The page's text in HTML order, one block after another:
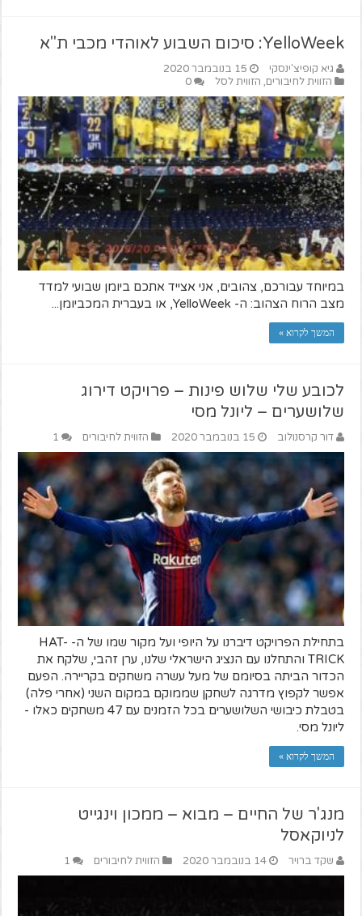
YelloWeek: סיכום השבוע לאוהדי מכבי ת"א
גיא קופיצ'ינסקי
15 בנובמבר 2020
הזווית לחיבורים, הזווית לסל 0
במיוחד עבורכם, צהובים, אני אצייד אתכם ביומן שבועי למדד
מצב הרוח הצהוב: ה- YelloWeek, או בעברית המכביומן...
המשך לקרוא »
לכובע שלי שלוש פינות – פרויקט דירוג
שלושערים – ליונל מסי
דור קרסנולוב 15 בנובמבר 2020 הזווית לחיבורים 1
בתחילת הפרויקט דיברנו על היופי ועל מקור שמו של ה- HAT-
TRICK והתחלנו עם הנציג הישראלי שלנו, ערן זהבי, שלקח את
הכדור הביתה בסיומם של מעל עשרה משחקים בקריירה. הפעם
אפשר לקפוץ מדרגה לשחקן שממוקם במקום השני (אחרי פלה)
בטבלת כיבושי השלושערים בכל הזמנים עם 47 משחקים כאלו -
ליונל מסי.
המשך לקרוא »
מנג'ר של החיים – מבוא – ממכון וינגייט
לניוקאסל
שקד ברויר 14 בנובמבר 2020 הזווית לחיבורים 1